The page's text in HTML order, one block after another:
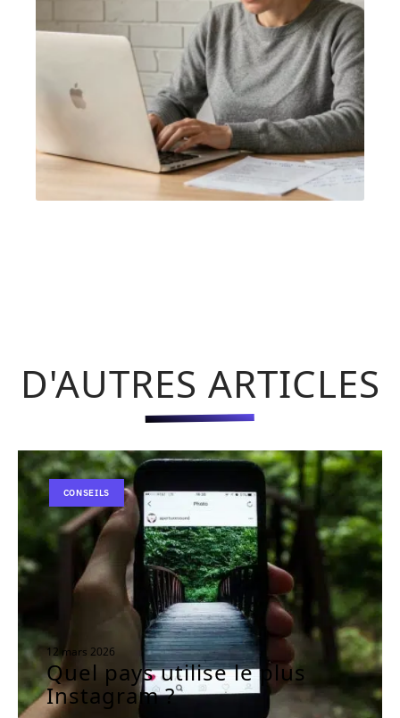
D'AUTRES ARTICLES
CONSEILS
12 mars 2026
Quel pays utilise le plus
Instagram ?